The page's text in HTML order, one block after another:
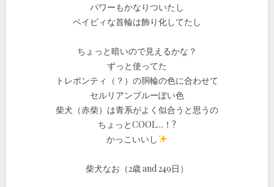
パワーもかなりついたし
ベイビィな首輪は飾り化してたし
ちょっと暗いので見えるかな？
ずっと使ってた
トレポンティ（？）の胴輪の色に合わせて
セルリアンブルーぽい色
柴犬（赤柴）は青系がよく似合うと思うの
ちょっとCOOL…！?
かっこいいし
柴犬なお（2歳 and 249日）